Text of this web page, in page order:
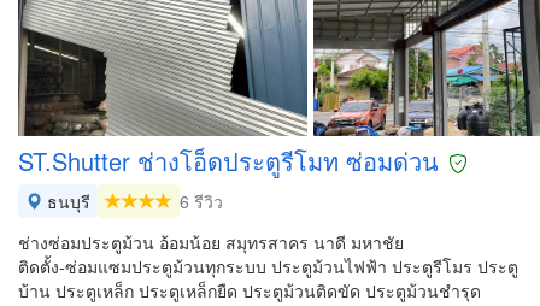
ST.Shutter ช่างโอ็ดประตูรีโมท ซ่อมด่วน
ธนบุรี
6 รีวิว
ช่างซ่อมประตูม้วน อ้อมน้อย สมุทรสาคร นาดี มหาชัย
ติดตั้ง-ซ่อมแซมประตูม้วนทุกระบบ ประตูม้วนไฟฟ้า ประตูรีโมร ประตู
บ้าน ประตูเหล็ก ประตูเหล็กยืด ประตูม้วนติดขัด ประตูม้วนชำรุด